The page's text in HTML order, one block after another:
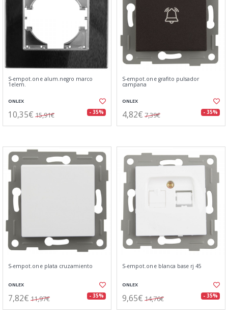
S-empot.one alum.negro marco
1elem.
ONLEX
10,35€ 15,91€ - 35%
S-empot.one grafito pulsador
campana
ONLEX
4,82€ 7,39€ - 35%
S-empot.one plata cruzamiento
ONLEX
7,82€ 11,97€ - 35%
S-empot.one blanca base rj 45
ONLEX
9,65€ 14,76€ - 35%